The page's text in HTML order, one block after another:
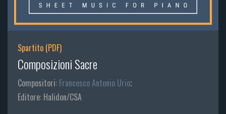
Spartito (PDF)
Composizioni Sacre
Compositori: Francesco Antonio Urio;
Editore: Halidon/CSA